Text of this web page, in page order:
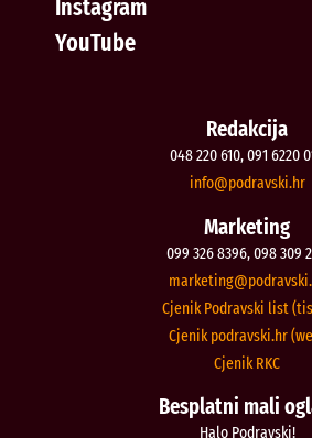
Instagram
YouTube
Redakcija
048 220 610, 091 6220
rh.iksvardop
@ofni
Marketing
099 326 8396, 098 309
@gnitekram
Cjenik Podravski list
Cjenik podravski.hr
Cjenik RKC
Besplatni mali
Halo Podravski!